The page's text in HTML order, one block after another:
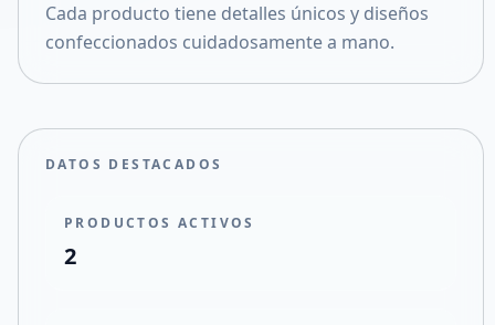
Cada producto tiene detalles únicos y diseños
confeccionados cuidadosamente a mano.
DATOS DESTACADOS
PRODUCTOS ACTIVOS
2